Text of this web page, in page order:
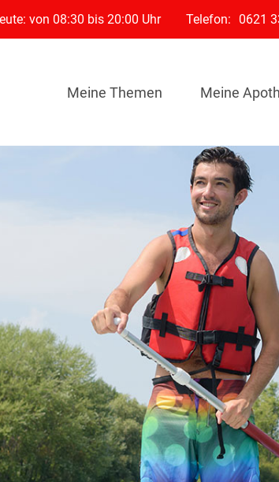
von 08:30 bis 20:00 Uhr Telefon: 0621
Meine Themen Meine